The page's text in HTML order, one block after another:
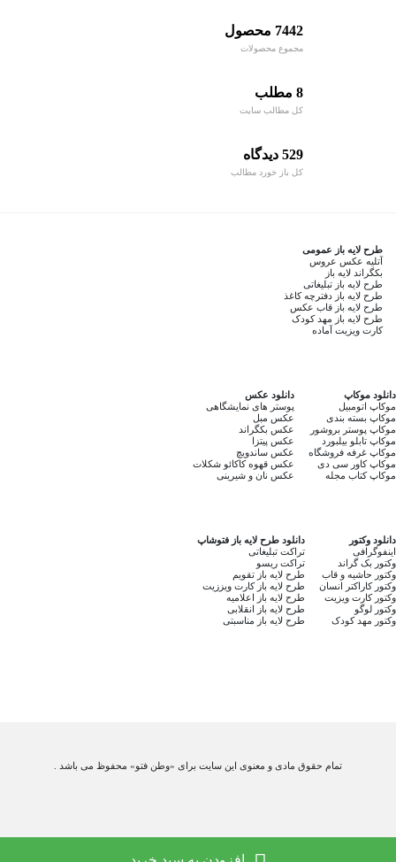
7442 محصول
مجموع محصولات
8 مطلب
کل مطالب سایت
529 دیدگاه
کل باز خورد مطالب
طرح لایه باز عمومی
آتلیه عکس عروس
بکگراند لایه باز
طرح لایه باز تبلیغاتی
طرح لایه باز دفترچه کاغذ
طرح لایه باز قاب عکس
طرح لایه باز مهد کودک
کارت ویزیت آماده
دانلود موکاپ
موکاپ اتومبیل
موکاپ بسته بندی
موکاپ پوستر بروشور
موکاپ تابلو بیلبورد
موکاپ غرفه فروشگاه
موکاپ کاور سی دی
موکاپ کتاب مجله
دانلود عکس
پوستر های نمایشگاهی
عکس مبل
عکس بکگراند
عکس پیتزا
عکس ساندویچ
عکس قهوه کاکائو شکلات
عکس نان و شیرینی
دانلود وکتور
اینفوگرافی
وکتور بک گراند
وکتور حاشیه و قاب
وکتور کاراکتر انسان
وکتور کارت ویزیت
وکتور لوگو
وکتور مهد کودک
دانلود طرح لایه باز فتوشاپ
تراکت تبلیغاتی
تراکت ریسو
طرح لایه باز تقویم
طرح لایه باز کارت ویززیت
طرح لایه باز اعلامیه
طرح لایه باز انقلابی
طرح لایه باز مناسبتی
تمام حقوق مادی و معنوی این سایت برای «وطن فتو» محفوظ می باشد .